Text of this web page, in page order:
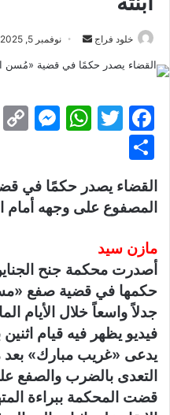
خلود فراج
أرسل نوفمبر 5, 2025
F
e
b
o
o
k
T
er
W
s
A
p
M
s
e
g
er
h
ar
e
القضاء يصدر حكمًا في
المصفوع على وجهه أمام
مازن سيد
أصدرت محكمة جنح
حكمها في قضية صفع
جدلاً واسعاً خلال الأيام
فيديو يظهر فيه قيام
يدعى «غريب مبارك» بعد
التعدى بالضرب والصفع
قضت المحكمة ببراءة